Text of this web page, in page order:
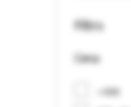
Filtrs
Cena